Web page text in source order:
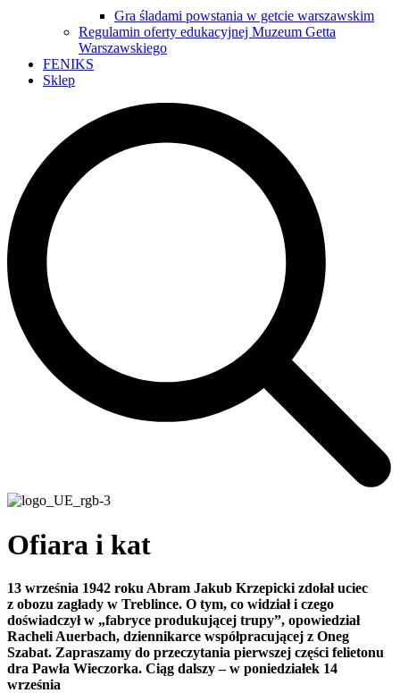
Gra śladami powstania w getcie warszawskim
Regulamin oferty edukacyjnej Muzeum Getta
Warszawskiego
FENIKS
Sklep
Ofiara i kat
13 września 1942 roku Abram Jakub Krzepicki zdołał uciec
z obozu zagłady w Treblince. O tym, co widział i czego
doświadczył w „fabryce produkującej trupy”, opowiedział
Racheli Auerbach, dziennikarce współpracującej z Oneg
Szabat. Zapraszamy do przeczytania pierwszej części felietonu
dra Pawła Wieczorka. Ciąg dalszy – w poniedziałek 14
września